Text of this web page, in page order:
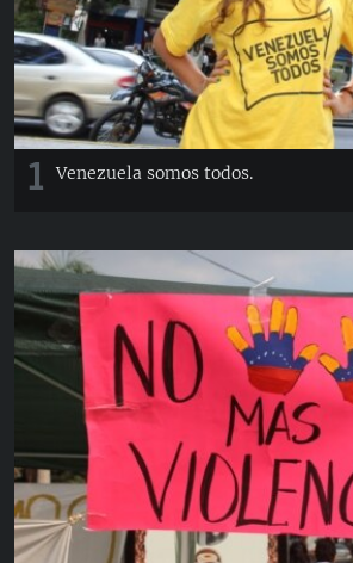
RADIO MARTÍ
ESPECIALES
ESPECIALES
LA REALIDAD DE LA VIVIENDA EN CUBA
SER VIEJO EN CUBA
LOS SANTOS DE HIALEAH
DESINFORMACIÓN RUSA EN AMÉRICA
LA INVASIÓN DE RUSIA A UCRANIA
MULTIMEDIA
EDITORIALES
1 Venezuela somos todos.